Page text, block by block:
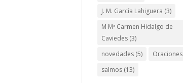
J. M. García Lahiguera (3)
M Mª Carmen Hidalgo de
Caviedes (3)
novedades (5) Oraciones
salmos (13)